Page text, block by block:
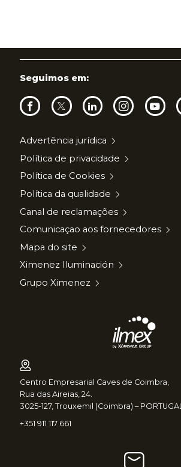
Advertência jurídica
Política de privacidade
Política de Cookies
Política da qualidade
Canal de reclamações
Comunicaçao aos fornecedores
Mapa do site
Ximenez Iluminación
Grupo Ximenez
Seguimos em:
Centro Empresarial Caves de Coimbra,
Rua das Aireias, 24.
3025-127, Trouxemil (Coimbra) – PORTUGAL
+351 911 117 661